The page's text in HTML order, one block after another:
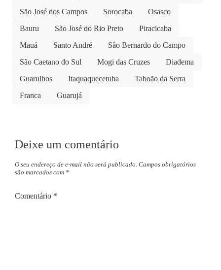
São José dos Campos
Sorocaba
Osasco
Bauru
São José do Rio Preto
Piracicaba
Mauá
Santo André
São Bernardo do Campo
São Caetano do Sul
Mogi das Cruzes
Diadema
Guarulhos
Itaquaquecetuba
Taboão da Serra
Franca
Guarujá
Deixe um comentário
O seu endereço de e-mail não será publicado. Campos obrigatórios
são marcados com *
Comentário *